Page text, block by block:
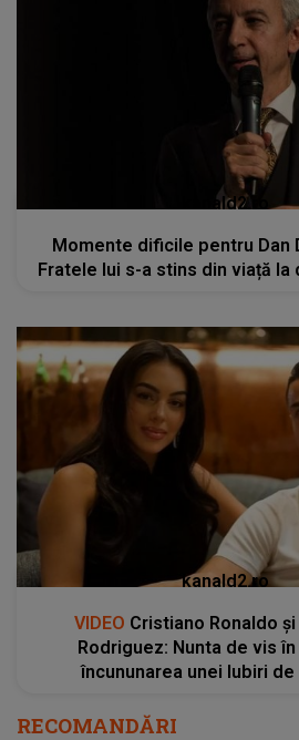
kanald2.ro
Momente dificile pentru Dan
Fratele lui s-a stins din viață la
kanald2.ro
VIDEO Cristiano Ronaldo
Rodriguez: Nunta de vis
încununarea unei Iubiri
RECOMANDĂRI